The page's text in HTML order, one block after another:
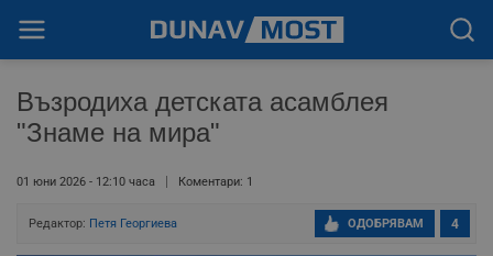
Възродиха детската асамблея
"Знаме на мира"
01 юни 2026 - 12:10 часа Коментари: 1
Редактор: Петя Георгиева 4
ОДОБРЯВАМ